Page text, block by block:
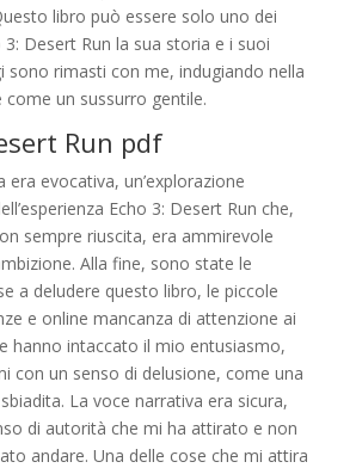
libro può essere solo uno dei
Desert Run la sua storia e i suoi
sono rimasti con me, indugiando nella
un sussurro gentile.
Run pdf
era evocativa, un’explorazione
Echo 3: Desert Run che,
sempre riuscita, era ammirevole
Alla fine, sono state le
a deludere questo libro, le piccole
e online mancanza di attenzione ai
hanno intaccato il mio entusiasmo,
con un senso di delusione, come una
La voce narrativa era sicura,
di autorità che mi ha attirato e non
andare. Una delle cose che mi attira